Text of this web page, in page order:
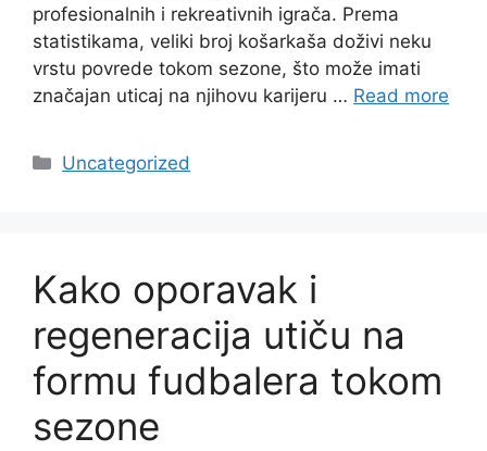
profesionalnih i rekreativnih igrača. Prema
statistikama, veliki broj košarkaša doživi neku
vrstu povrede tokom sezone, što može imati
značajan uticaj na njihovu karijeru … Read more
Categories
Uncategorized
Kako oporavak i
regeneracija utiču na
formu fudbalera tokom
sezone